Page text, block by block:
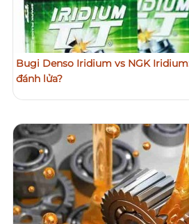
Bugi Denso Iridium vs NGK
đánh lửa?